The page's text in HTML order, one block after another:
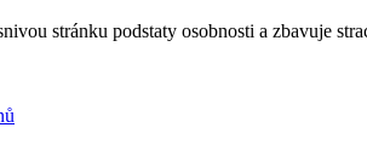
stránku podstaty osobnosti a zbavuje